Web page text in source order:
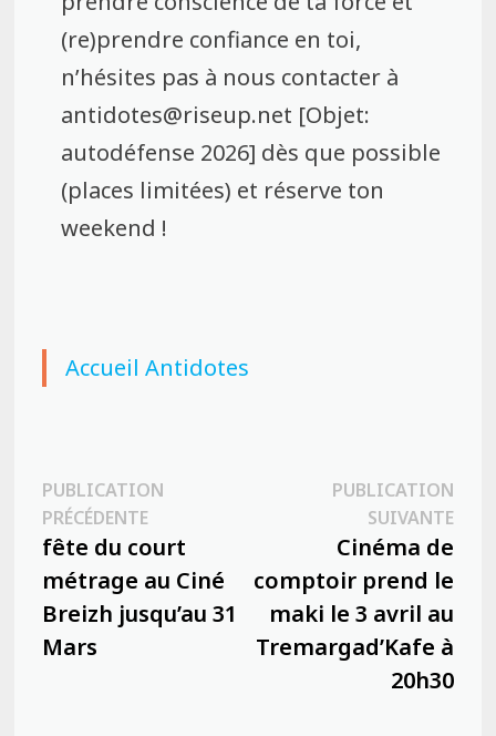
(re)prendre confiance en toi,
n’hésites pas à nous contacter à
antidotes@riseup.net [Objet:
autodéfense 2026] dès que possible
(places limitées) et réserve ton
weekend !
Accueil Antidotes
Navigation
de
l’article
PUBLICATION
PRÉCÉDENTEPublication
précédente :
fête du court
métrage au Ciné
Breizh jusqu’au 31
Mars
PUBLICATION
SUIVANTE
Cinéma de
comptoir prend le
maki le 3 avril au
Tremargad’Kafe à
20h30